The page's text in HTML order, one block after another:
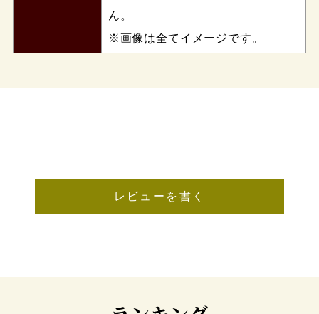
ん。
※画像は全てイメージです。
レビューを書く